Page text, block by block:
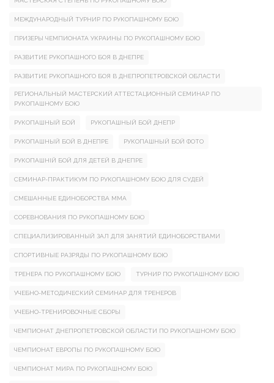
МЕЖДУНАРОДНЫЙ ТУРНИР ПО РУКОПАШНОМУ БОЮ
ПРИЗЕРЫ ЧЕМПИОНАТА УКРАИНЫ ПО РУКОПАШНОМУ БОЮ
РАЗВИТИЕ РУКОПАШНОГО БОЯ В ДНЕПРЕ
РАЗВИТИЕ РУКОПАШНОГО БОЯ В ДНЕПРОПЕТРОВСКОЙ ОБЛАСТИ
РЕГИОНАЛЬНЫЙ МАСТЕРСКИЙ АТТЕСТАЦИОННЫЙ СЕМИНАР ПО
РУКОПАШНОМУ БОЮ
РУКОПАШНЫЙ БОЙ РУКОПАШНЫЙ БОЙ ДНЕПР
РУКОПАШНЫЙ БОЙ В ДНЕПРЕ РУКОПАШНЫЙ БОЙ ФОТО
РУКОПАШНІЙ БОЙ ДЛЯ ДЕТЕЙ В ДНЕПРЕ
СЕМИНАР-ПРАКТИКУМ ПО РУКОПАШНОМУ БОЮ ДЛЯ СУДЕЙ
СМЕШАННЫЕ ЕДИНОБОРСТВА ММА
СОРЕВНОВАНИЯ ПО РУКОПАШНОМУ БОЮ
СПЕЦИАЛИЗИРОВАННЫЙ ЗАЛ ДЛЯ ЗАНЯТИЙ ЕДИНОБОРСТВАМИ
СПОРТИВНЫЕ РАЗРЯДЫ ПО РУКОПАШНОМУ БОЮ
ТРЕНЕРА ПО РУКОПАШНОМУ БОЮ ТУРНИР ПО РУКОПАШНОМУ БОЮ
УЧЕБНО-МЕТОДИЧЕСКИЙ СЕМИНАР ДЛЯ ТРЕНЕРОВ
УЧЕБНО-ТРЕНИРОВОЧНЫЕ СБОРЫ
ЧЕМПИОНАТ ДНЕПРОПЕТРОВСКОЙ ОБЛАСТИ ПО РУКОПАШНОМУ БОЮ
ЧЕМПИОНАТ ЕВРОПЫ ПО РУКОПАШНОМУ БОЮ
ЧЕМПИОНАТ МИРА ПО РУКОПАШНОМУ БОЮ